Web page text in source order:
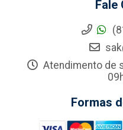
Fale
Atendimento de
Formas